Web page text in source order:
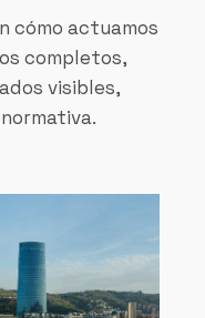
cómo actuamos
completos,
visibles,